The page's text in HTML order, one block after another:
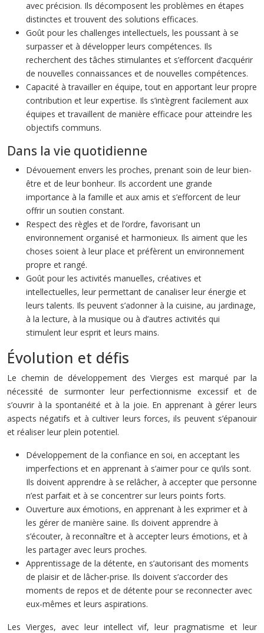
avec précision. Ils décomposent les problèmes en étapes
distinctes et trouvent des solutions efficaces.
Goût pour les challenges intellectuels, les poussant à se
surpasser et à développer leurs compétences. Ils
recherchent des tâches stimulantes et s’efforcent d’acquérir
de nouvelles connaissances et de nouvelles compétences.
Capacité à travailler en équipe, tout en apportant leur propre
contribution et leur expertise. Ils s’intègrent facilement aux
équipes et travaillent de manière efficace pour atteindre les
objectifs communs.
Dans la vie quotidienne
Dévouement envers les proches, prenant soin de leur bien-
être et de leur bonheur. Ils accordent une grande
importance à la famille et aux amis et s’efforcent de leur
offrir un soutien constant.
Respect des règles et de l’ordre, favorisant un
environnement organisé et harmonieux. Ils aiment que les
choses soient à leur place et préfèrent un environnement
propre et rangé.
Goût pour les activités manuelles, créatives et
intellectuelles, leur permettant de canaliser leur énergie et
leurs talents. Ils peuvent s’adonner à la cuisine, au jardinage,
à la lecture, à la musique ou à d’autres activités qui
stimulent leur esprit et leurs mains.
Évolution et défis
Le chemin de développement des Vierges est marqué par la
nécessité de surmonter leur perfectionnisme excessif et de
s’ouvrir à la spontanéité et à la joie. En apprenant à gérer leurs
aspects négatifs et à cultiver leurs forces, ils peuvent s’épanouir
et réaliser leur plein potentiel.
Développement de la confiance en soi, en acceptant les
imperfections et en apprenant à s’aimer pour ce qu’ils sont.
Ils doivent apprendre à se relâcher, à accepter que personne
n’est parfait et à se concentrer sur leurs points forts.
Ouverture aux émotions, en apprenant à les exprimer et à
les gérer de manière saine. Ils doivent apprendre à
s’écouter, à reconnaître et à accepter leurs émotions, et à
les partager avec leurs proches.
Apprentissage de la détente, en s’autorisant des moments
de plaisir et de lâcher-prise. Ils doivent s’accorder des
moments de repos et de détente pour se reconnecter avec
eux-mêmes et leurs aspirations.
Les Vierges, avec leur intellect vif, leur pragmatisme et leur